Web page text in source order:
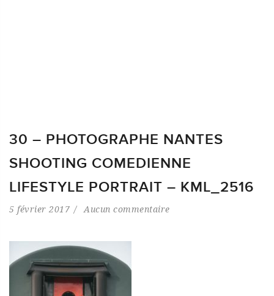
30 – PHOTOGRAPHE NANTES
SHOOTING COMEDIENNE
LIFESTYLE PORTRAIT – KML_2516
5 février 2017 Aucun commentaire